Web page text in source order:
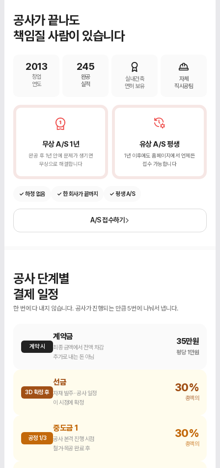
공사가 끝나도
책임질 사람이 있습니다
2013
창업
연도
245
완공
실적
실내건축
면허 보유
자체
직시공팀
무상 A/S 1년
완공 후 1년 안에 문제가 생기면
무상으로 해결합니다
유상 A/S 평생
1년 이후에도 홈페이지에서 언제든
접수 가능합니다
✓ 하청 없음 ✓ 한 회사가 끝까지 ✓ 평생 A/S
A/S 접수하기
공사 단계별
결제 일정
한 번에 다 내지 않습니다. 공사가 진행되는 만큼 5번에 나눠서 냅니다.
계약 시
계약금
최종 금액에서 전액 차감
추가로 내는 돈 아님
35만원
평당 1만원
3D 확정 후
선금
자재 발주 · 공사 일정
이 시점에 확정
30%
총액의
공정 1/3
중도금 1
공사 본격 진행 시점
철거·목공 완료 후
30%
총액의